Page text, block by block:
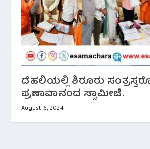
ದೆಹಲಿಯಲ್ಲಿ ಶಿರೂರು
ಪ್ರಣಾವಾನಂದ ಸ್ವಾಮೀಜಿ.
August 6, 2024